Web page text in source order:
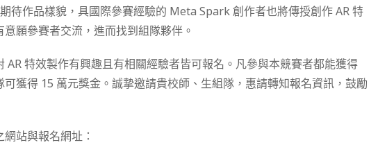
待作品樣貌，具國際參賽經驗的 Meta Spark 創作者也將傳授創作 AR 特
願參賽者交流，進而找到組隊夥伴。
AR 特效製作有興趣且有相關經驗者皆可報名。凡參與本競賽者都能獲得
獲得 15 萬元獎金。誠摯邀請貴校師、生組隊，惠請轉知報名資訊，鼓勵
站與報名網址：